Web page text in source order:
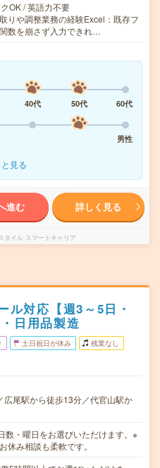
OK / 英語力不要
りや調整業務の経験Excel：既存フ
数を崩さず入力できれ…
40代 50代
60代
男性
見る
進む 詳しく見る
タイル スマートキャリア
ル対応【週3～5日・
日用品製造
土日祝日が休み 残業なし
広尾駅から徒歩13分／代官山駅か
数・曜日をお選びいただけます。※
休み相談も柔軟です。